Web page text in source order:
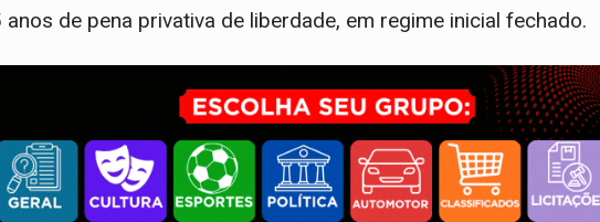
de pena privativa de liberdade, em regime inicial fechado.